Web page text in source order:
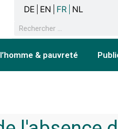
DE EN FR NL
& pauvreté